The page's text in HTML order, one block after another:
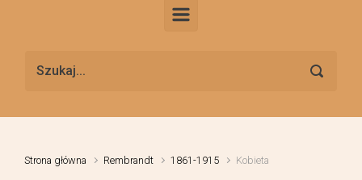
Strona główna Rembrandt 1861-1915 Kobieta